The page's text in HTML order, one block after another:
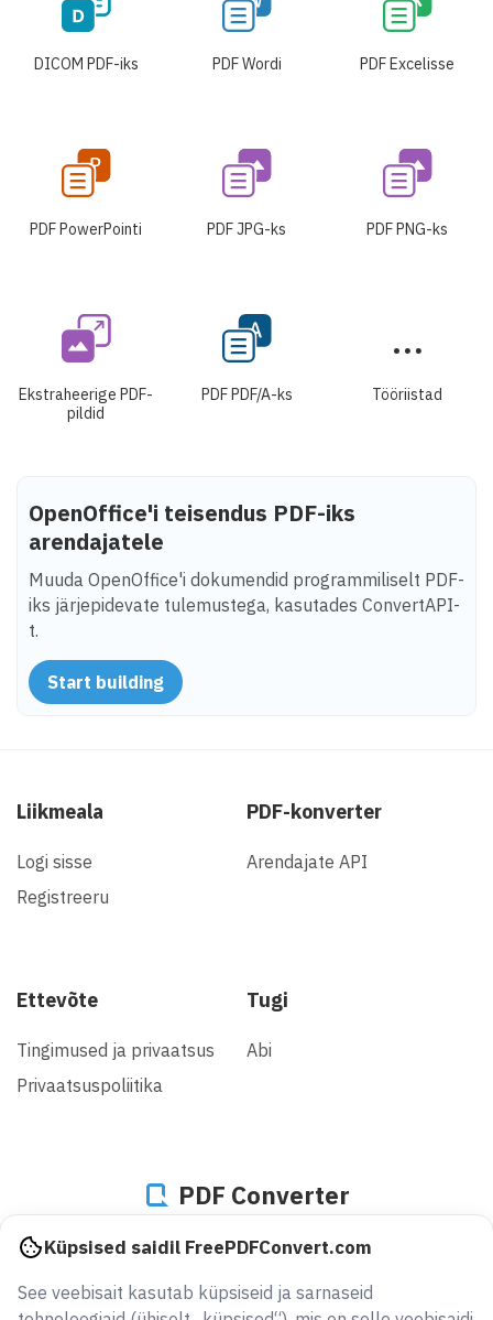
DICOM PDF-iks PDF Wordi PDF Excelisse
PDF PowerPointi PDF JPG-ks PDF PNG-ks
Ekstraheerige PDF-
pildid
PDF PDF/A-ks Tööriistad
OpenOffice'i teisendus PDF-iks
arendajatele
Muuda OpenOffice'i dokumendid programmiliselt PDF-
iks järjepidevate tulemustega, kasutades ConvertAPI-
t.
Start building
Liikmeala
Logi sisse
Registreeru
PDF-konverter
Arendajate API
Ettevõte
Tingimused ja privaatsus
Privaatsuspoliitika
Tugi
Abi
PDF Converter
faili on konverteeritud alates 2005. aastast
Küpsised saidil FreePDFConvert.com
See veebisait kasutab küpsiseid ja sarnaseid